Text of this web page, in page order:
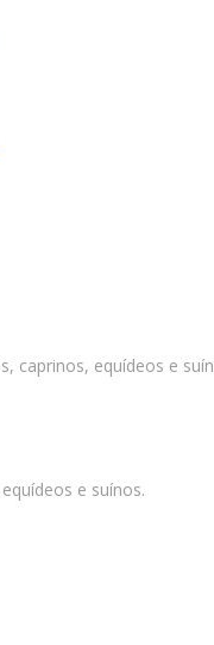
caprinos, equídeos e
e suínos.